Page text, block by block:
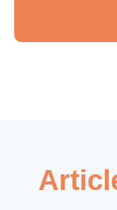
4. Maladies
La
Est-il